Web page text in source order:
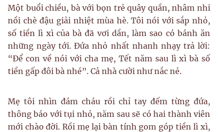
Một buổi chiều, bà với bọn trẻ quây quần, nhâm nhi
nồi chè đậu giải nhiệt mùa hè. Tôi nói với sắp nhỏ,
số tiền lì xì của bà đã vơi dần, làm sao có bánh ăn
những ngày tới. Đứa nhỏ nhất nhanh nhạy trả lời:
“Để con về nói với cha mẹ, Tết năm sau lì xì bà số
tiền gấp đôi bà nhé”. Cả nhà cười như nắc nẻ.
Mẹ tôi nhìn đám cháu rồi chỉ tay đếm từng đứa,
thông báo với tụi nhỏ, năm sau sẽ có hai thành viên
mới chào đời. Rồi mẹ lại bàn tính gom góp tiền lì xì,